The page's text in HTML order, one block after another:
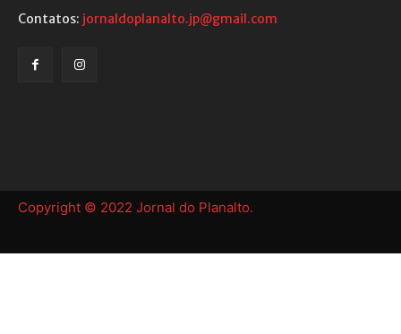
Contatos: jornaldoplanalto.jp@gmail.com
Copyright © 2022 Jornal do Planalto.